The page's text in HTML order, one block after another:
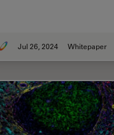
Jul 26, 2024 Whitepaper